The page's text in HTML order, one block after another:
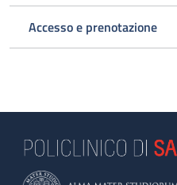
Accesso e prenotazione